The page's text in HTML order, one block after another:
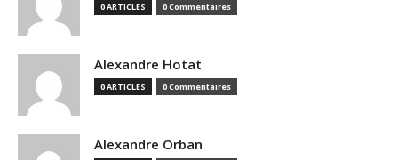
0 ARTICLES 0 Commentaires
Alexandre Hotat
0 ARTICLES 0 Commentaires
Alexandre Orban